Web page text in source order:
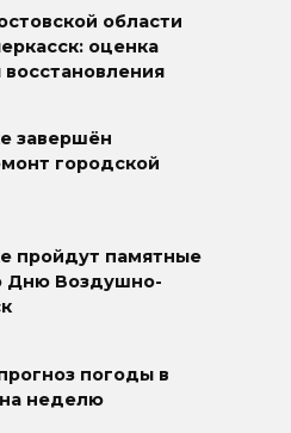
области
оценка
завершён
городской
пройдут памятные
Дню Воздушно-
погоды в
неделю